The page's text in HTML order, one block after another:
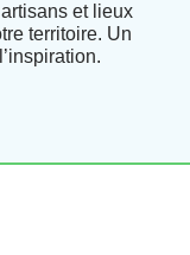
et lieux
territoire. Un